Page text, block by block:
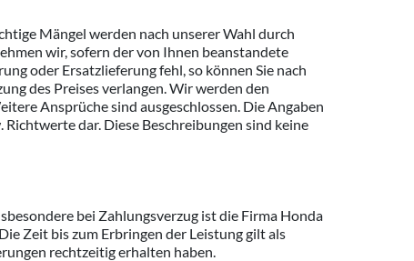
Mängel werden nach unserer Wahl durch
wir, sofern der von Ihnen beanstandete
oder Ersatzlieferung fehl, so können Sie nach
des Preises verlangen. Wir werden den
Ansprüche sind ausgeschlossen. Die Angaben
dar. Diese Beschreibungen sind keine
bei Zahlungsverzug ist die Firma Honda
Zeit bis zum Erbringen der Leistung gilt als
rechtzeitig erhalten haben.